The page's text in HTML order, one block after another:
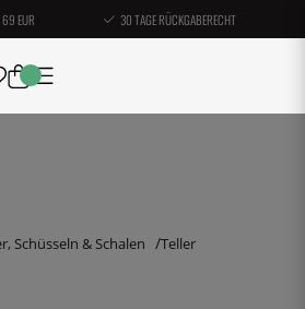
69 EUR 30 TAGE RÜCKGABERECHT
Schüsseln & Schalen Teller